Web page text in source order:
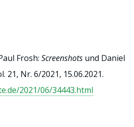
Frosh: Screenshots und Daniel
21, Nr. 6/2021, 15.06.2021.
2021/06/34443.html